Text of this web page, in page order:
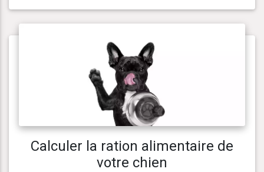
Calculer la ration alimentaire de
votre chien